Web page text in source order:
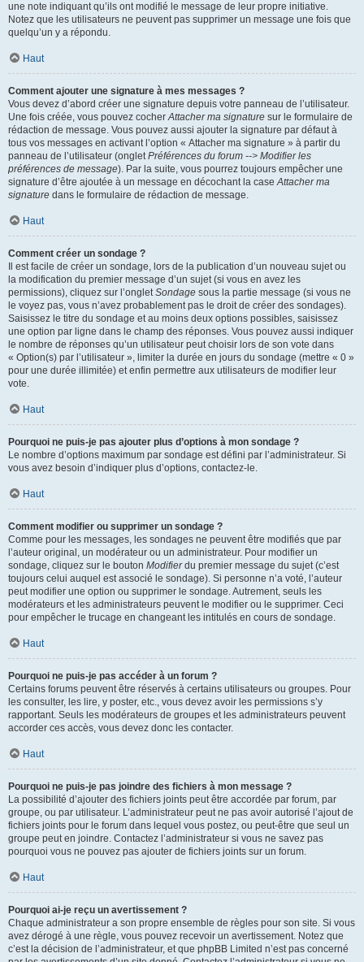
une note indiquant qu’ils ont modifié le message de leur propre initiative.
Notez que les utilisateurs ne peuvent pas supprimer un message une fois que
quelqu’un y a répondu.
Haut
Comment ajouter une signature à mes messages ?
Vous devez d’abord créer une signature depuis votre panneau de l’utilisateur.
Une fois créée, vous pouvez cocherAttacher ma signature sur le formulaire de
rédaction de message. Vous pouvez aussi ajouter la signature par défaut à
tous vos messages en activant l’option « Attacher ma signature » à partir du
panneau de l’utilisateur (ongletPréférences du forum --> Modifier les
préférences de message). Par la suite, vous pourrez toujours empêcher une
signature d’être ajoutée à un message en décochant la caseAttacher ma
signature dans le formulaire de rédaction de message.
Haut
Comment créer un sondage ?
Il est facile de créer un sondage, lors de la publication d’un nouveau sujet ou
la modification du premier message d’un sujet (si vous en avez les
permissions), cliquez sur l’ongletSondage sous la partie message (si vous ne
le voyez pas, vous n’avez probablement pas le droit de créer des sondages).
Saisissez le titre du sondage et au moins deux options possibles, saisissez
une option par ligne dans le champ des réponses. Vous pouvez aussi indiquer
le nombre de réponses qu’un utilisateur peut choisir lors de son vote dans
« Option(s) par l’utilisateur », limiter la durée en jours du sondage (mettre « 0 »
pour une durée illimitée) et enfin permettre aux utilisateurs de modifier leur
vote.
Haut
Pourquoi ne puis-je pas ajouter plus d’options à mon sondage ?
Le nombre d’options maximum par sondage est défini par l’administrateur. Si
vous avez besoin d’indiquer plus d’options, contactez-le.
Haut
Comment modifier ou supprimer un sondage ?
Comme pour les messages, les sondages ne peuvent être modifiés que par
l’auteur original, un modérateur ou un administrateur. Pour modifier un
sondage, cliquez sur le bouton Modifierdu premier message du sujet (c’est
toujours celui auquel est associé le sondage). Si personne n’a voté, l’auteur
peut modifier une option ou supprimer le sondage. Autrement, seuls les
modérateurs et les administrateurs peuvent le modifier ou le supprimer. Ceci
pour empêcher le trucage en changeant les intitulés en cours de sondage.
Haut
Pourquoi ne puis-je pas accéder à un forum ?
Certains forums peuvent être réservés à certains utilisateurs ou groupes. Pour
les consulter, les lire, y poster, etc., vous devez avoir les permissions s’y
rapportant. Seuls les modérateurs de groupes et les administrateurs peuvent
accorder ces accès, vous devez donc les contacter.
Haut
Pourquoi ne puis-je pas joindre des fichiers à mon message ?
La possibilité d’ajouter des fichiers joints peut être accordée par forum, par
groupe, ou par utilisateur. L’administrateur peut ne pas avoir autorisé l’ajout de
fichiers joints pour le forum dans lequel vous postez, ou peut-être que seul un
groupe peut en joindre. Contactez l’administrateur si vous ne savez pas
pourquoi vous ne pouvez pas ajouter de fichiers joints sur un forum.
Haut
Pourquoi ai-je reçu un avertissement ?
Chaque administrateur a son propre ensemble de règles pour son site. Si vous
avez dérogé à une règle, vous pouvez recevoir un avertissement. Notez que
c’est la décision de l’administrateur, et que phpBB Limited n’est pas concerné